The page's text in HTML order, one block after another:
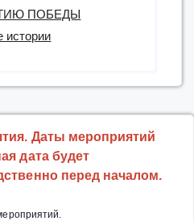
ПОБЕДЫ
Даты мероприятий
дата будет
перед началом.